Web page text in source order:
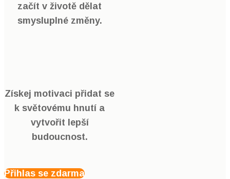
začít v životě dělat
smysluplné změny.
Získej motivaci přidat se
k světovému hnutí a
vytvořit lepší
budoucnost.
Přihlas se zdarma